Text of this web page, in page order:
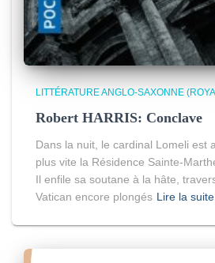
LITTÉRATURE ANGLO-SAXONNE
Robert HARRIS: Conclave
Dans la nuit, le cardinal Lomeli est
plus vite la Résidence Sainte-
Il enfile sa soutane à la hâte,
Vatican encore plongés Lire la suite